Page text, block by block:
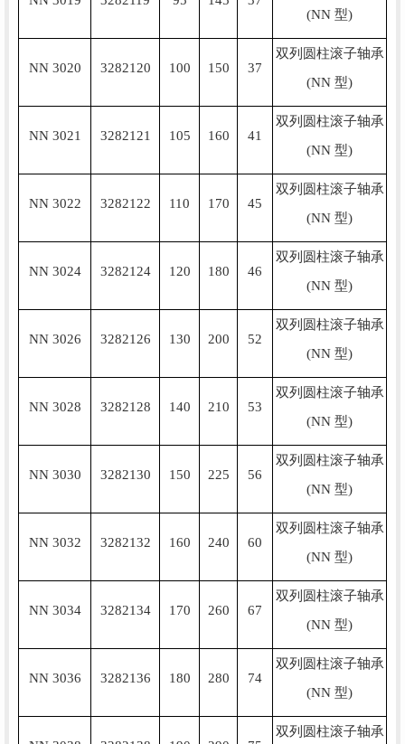
(NN 型)
NN 3020 3282120 100 150 37
双列圆柱滚子轴承
(NN 型)
NN 3021 3282121 105 160 41
双列圆柱滚子轴承
(NN 型)
NN 3022 3282122 110 170 45
双列圆柱滚子轴承
(NN 型)
NN 3024 3282124 120 180 46
双列圆柱滚子轴承
(NN 型)
NN 3026 3282126 130 200 52
双列圆柱滚子轴承
(NN 型)
NN 3028 3282128 140 210 53
双列圆柱滚子轴承
(NN 型)
NN 3030 3282130 150 225 56
双列圆柱滚子轴承
(NN 型)
NN 3032 3282132 160 240 60
双列圆柱滚子轴承
(NN 型)
NN 3034 3282134 170 260 67
双列圆柱滚子轴承
(NN 型)
NN 3036 3282136 180 280 74
双列圆柱滚子轴承
(NN 型)
双列圆柱滚子轴承